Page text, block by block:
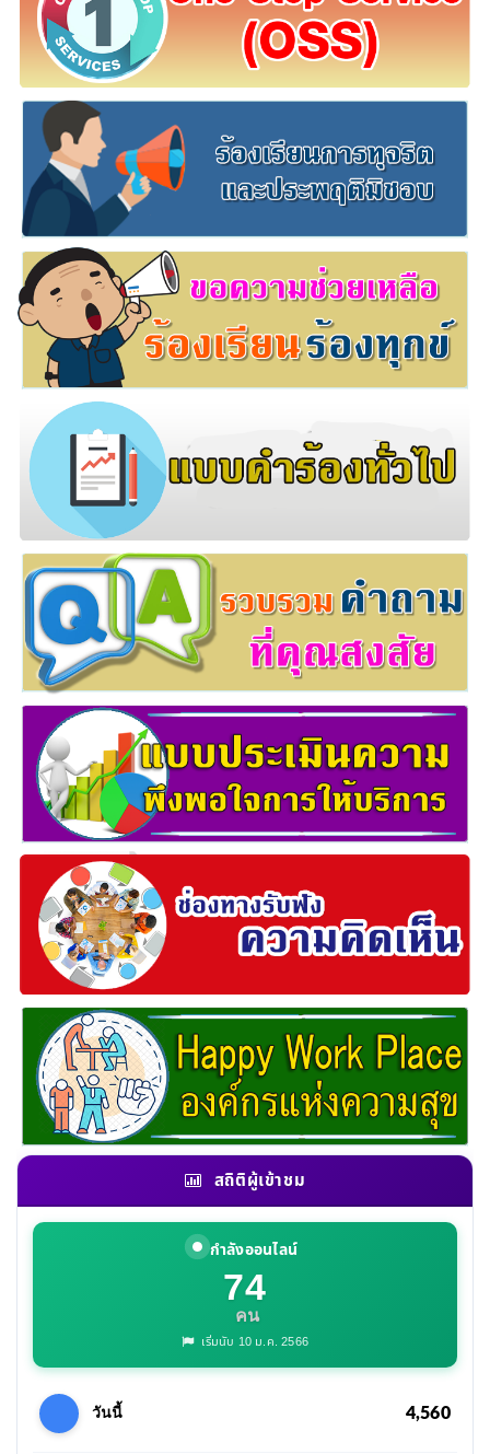
สถิติผู้เข้าชม
กำลังออนไลน์
74
คน
เริ่มนับ 10 ม.ค. 2566
วันนี้ 4,560